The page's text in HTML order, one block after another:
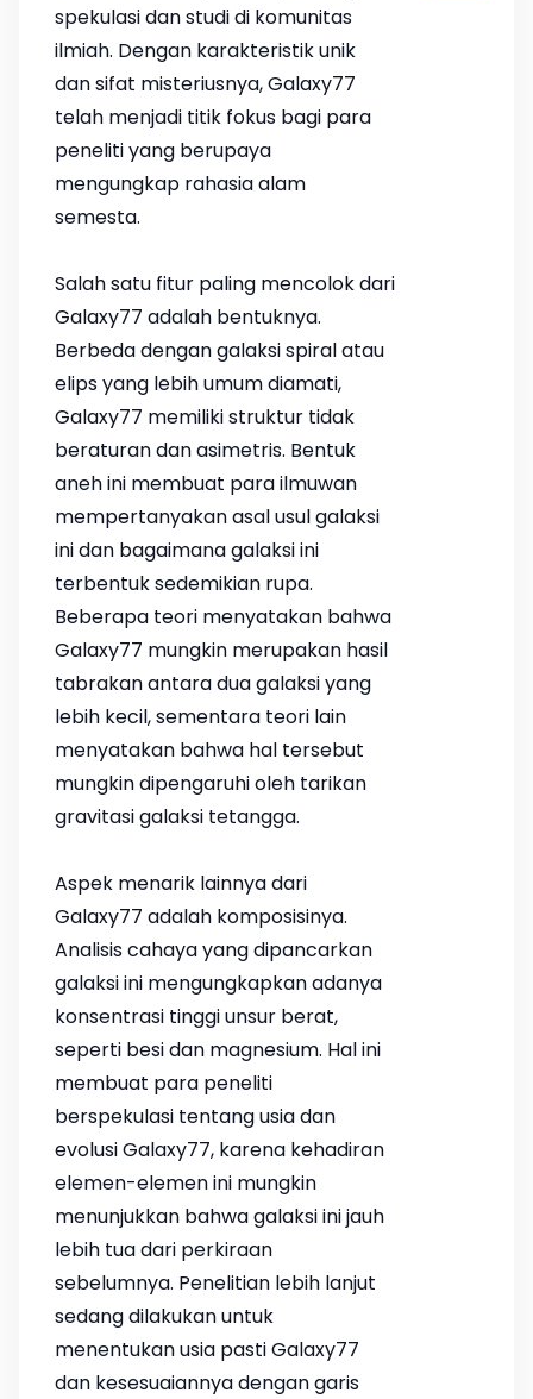
spekulasi dan studi di komunitas
ilmiah. Dengan karakteristik unik
dan sifat misteriusnya, Galaxy77
telah menjadi titik fokus bagi para
peneliti yang berupaya
mengungkap rahasia alam
semesta.
Salah satu fitur paling mencolok dari
Galaxy77 adalah bentuknya.
Berbeda dengan galaksi spiral atau
elips yang lebih umum diamati,
Galaxy77 memiliki struktur tidak
beraturan dan asimetris. Bentuk
aneh ini membuat para ilmuwan
mempertanyakan asal usul galaksi
ini dan bagaimana galaksi ini
terbentuk sedemikian rupa.
Beberapa teori menyatakan bahwa
Galaxy77 mungkin merupakan hasil
tabrakan antara dua galaksi yang
lebih kecil, sementara teori lain
menyatakan bahwa hal tersebut
mungkin dipengaruhi oleh tarikan
gravitasi galaksi tetangga.
Aspek menarik lainnya dari
Galaxy77 adalah komposisinya.
Analisis cahaya yang dipancarkan
galaksi ini mengungkapkan adanya
konsentrasi tinggi unsur berat,
seperti besi dan magnesium. Hal ini
membuat para peneliti
berspekulasi tentang usia dan
evolusi Galaxy77, karena kehadiran
elemen-elemen ini mungkin
menunjukkan bahwa galaksi ini jauh
lebih tua dari perkiraan
sebelumnya. Penelitian lebih lanjut
sedang dilakukan untuk
menentukan usia pasti Galaxy77
dan kesesuaiannya dengan garis